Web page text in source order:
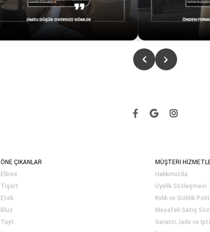
ÖNE ÇIKANLAR
Elbise
Tişört
Etek
Bluz
Tayt
MÜŞTERİ
Hakkımızda
Üyelik Sözleşmesi
Kvkk ve Gizlilik
Mesafeli Satış
Garanti, İade ve